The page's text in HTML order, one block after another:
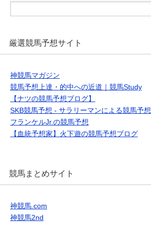
厳選競馬予想サイト
神競馬マガジン
競馬予想上達・的中への近道｜競馬Study
【ナツの競馬予想ブログ】
SKB競馬予想 - サラリーマンによる競馬予想
フランケルJr.の競馬予想
【血統予想家】火下遊の競馬予想ブログ
競馬まとめサイト
神競馬.com
神競馬2nd